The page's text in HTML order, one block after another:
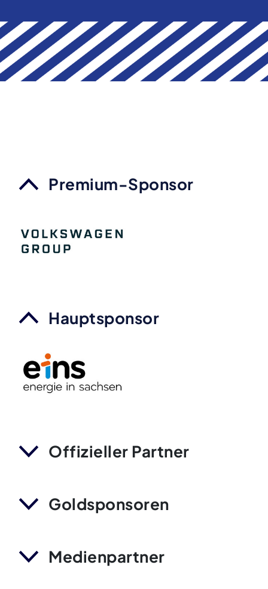
Premium-Sponsor
Hauptsponsor
Offizieller Partner
Goldsponsoren
Medienpartner